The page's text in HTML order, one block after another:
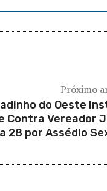
Próximo
do Oeste
Contra Vereador
28 por Assédio